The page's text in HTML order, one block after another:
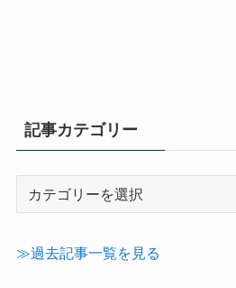
記事カテゴリー
テ
≫過去記事一覧を見る